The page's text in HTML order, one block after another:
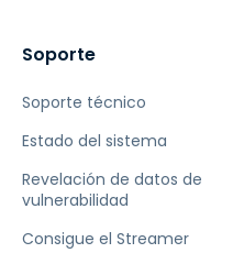
Soporte
Soporte técnico
Estado del sistema
Revelación de datos de
vulnerabilidad
Consigue el Streamer